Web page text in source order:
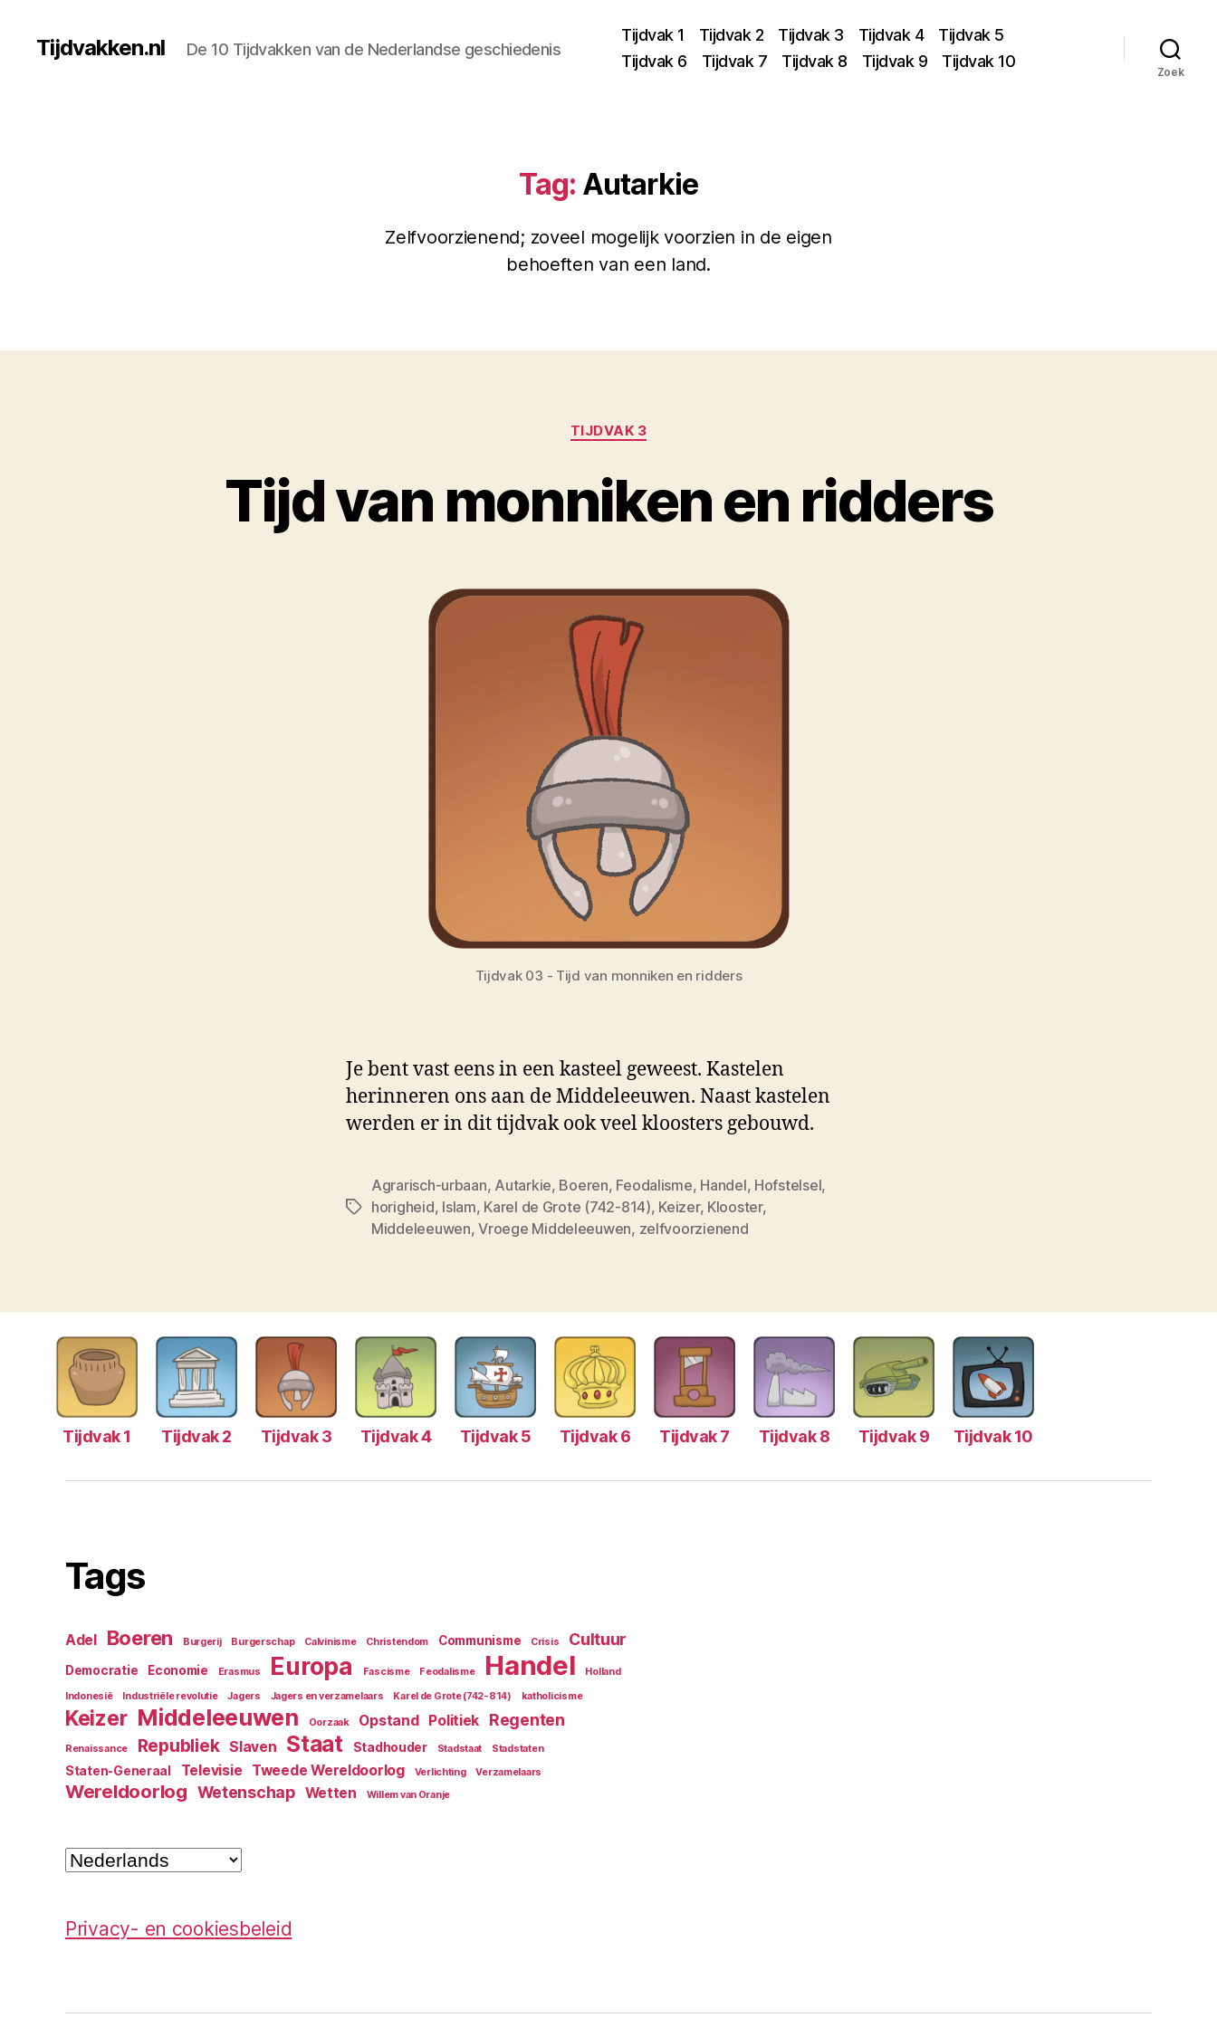
Tijdvakken.nl De 10 Tijdvakken van de Nederlandse geschiedenis
Tijdvak 1 Tijdvak 2 Tijdvak 3 Tijdvak 4
Tijdvak 5
Tijdvak 6
Tijdvak 7 Tijdvak 8 Tijdvak 9 Tijdvak 10
Zoek
Tag: Autarkie
Zelfvoorzienend; zoveel mogelijk voorzien in de eigen
behoeften van een land.
Categorieën
TIJDVAK 3
Tijd van monniken en ridders
Tijdvak 03 - Tijd van monniken en ridders
Je bent vast eens in een kasteel geweest. Kastelen
herinneren ons aan de Middeleeuwen. Naast kastelen
werden er in dit tijdvak ook veel kloosters gebouwd.
Tags
Agrarisch-urbaan, Autarkie, Boeren, Feodalisme, Handel, Hofstelsel,
horigheid, Islam, Karel de Grote (742-814), Keizer, Klooster,
Middeleeuwen,Vroege Middeleeuwen, zelfvoorzienend
Tijdvak 1 Tijdvak 2 Tijdvak 3 Tijdvak 4 Tijdvak 5 Tijdvak 6 Tijdvak 7 Tijdvak 8 Tijdvak 9 Tijdvak 10
Tags
Adel Boeren Burgerij Burgerschap Calvinisme Christendom Communisme Crisis Cultuur
Democratie Economie Erasmus Europa Fascisme Feodalisme Handel Holland
Indonesië Industriële revolutie Jagers Jagers en verzamelaars Karel de Grote (742-814) katholicisme
Keizer Middeleeuwen Oorzaak Opstand Politiek Regenten
Renaissance Republiek Slaven Staat Stadhouder Stadstaat Stadstaten
Staten-Generaal Televisie Tweede Wereldoorlog Verlichting Verzamelaars
Wereldoorlog Wetenschap Wetten Willem van Oranje
Kies
een
Privacy- en cookiesbeleid